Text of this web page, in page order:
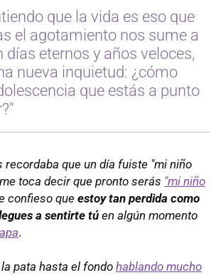
que la vida es eso que
el agotamiento nos sume a
días eternos y años veloces,
nueva inquietud: ¿cómo
que estás a punto
recordaba que un día fuiste "mi niño
toca decir que pronto serás "mi niño
confieso que estoy tan perdida como
a sentirte tú en algún momento
.
pata hasta el fondo hablando mucho